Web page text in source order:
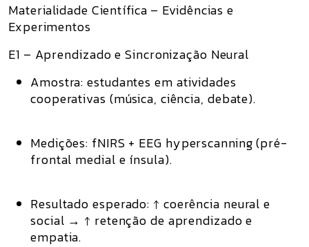
Materialidade Científica – Evidências e
Experimentos
E1 – Aprendizado e Sincronização Neural
Amostra: estudantes em atividades
cooperativas (música, ciência, debate).
Medições: fNIRS + EEG hyperscanning (pré-
frontal medial e ínsula).
Resultado esperado: ↑ coerência neural e
social → ↑ retenção de aprendizado e
empatia.